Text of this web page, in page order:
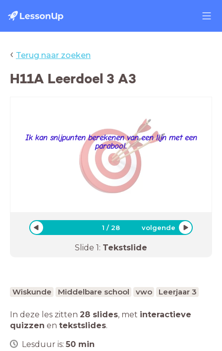
‹ Terug naar zoeken
H11A Leerdoel 3 A3
Ik kan snijpunten berekenen van een lijn met een
parabool.
1 /28 volgende
Slide 1: Tekstslide
Wiskunde Middelbare school vwo Leerjaar 3
In deze les zitten 28 slides, met interactieve
quizzen en tekstslides.
Lesduur is: 50 min